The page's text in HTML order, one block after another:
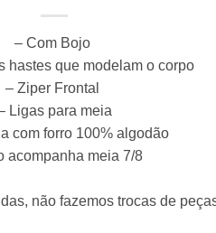
– Com Bojo
hastes que modelam o corpo
– Ziper Frontal
Ligas para meia
com forro 100% algodão
acompanha meia 7/8
não fazemos trocas de